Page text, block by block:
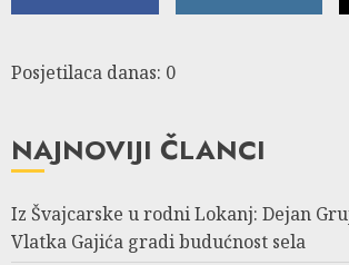
Posjetilaca danas: 0
NAJNOVIJI ČLANCI
Iz Švajcarske u rodni Lokanj: Dejan
Vlatka Gajića gradi budućnost sela